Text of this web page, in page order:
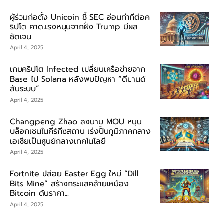
ผู้ร่วมก่อตั้ง Unicoin ชี้ SEC อ่อนท่าทีต่อค
ริปโต คาดแรงหนุนจากฝั่ง Trump มีผล
ชัดเจน
April 4, 2025
เกมคริปโต Infected เปลี่ยนเครือข่ายจาก
Base ไป Solana หลังพบปัญหา “ดีมานด์
ล้นระบบ”
April 4, 2025
Changpeng Zhao ลงนาม MOU หนุน
บล็อกเชนในคีร์กีซสถาน เร่งปั้นภูมิภาคกลาง
เอเชียเป็นศูนย์กลางเทคโนโลยี
April 4, 2025
Fortnite ปล่อย Easter Egg ใหม่ “Dill
Bits Mine” สร้างกระแสคล้ายเหมือง
Bitcoin ดันราคา...
April 4, 2025